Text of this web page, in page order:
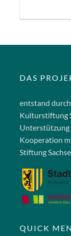
DAS
entstand
Kulturstiftung
Unterstützung
Kooperation
Stiftung
QUICK